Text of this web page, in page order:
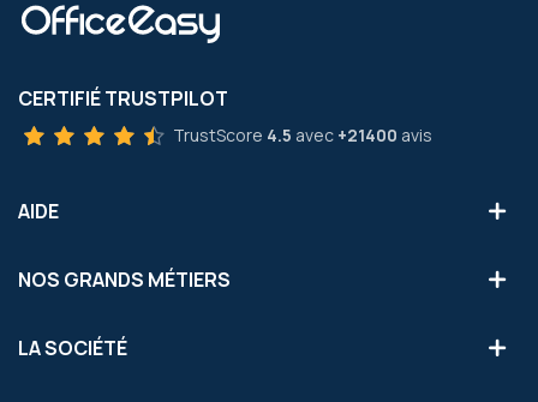
CERTIFIÉ TRUSTPILOT
TrustScore 4.5 avec +21400 avis
AIDE
NOS GRANDS MÉTIERS
LA SOCIÉTÉ